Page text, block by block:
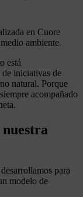
en Cuore
ambiente.
está
iniciativas de
natural. Porque
acompañado
para
modelo de